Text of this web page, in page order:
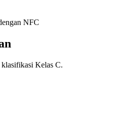
NFC
klasifikasi Kelas C.